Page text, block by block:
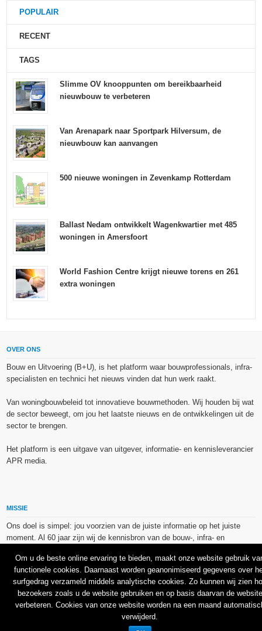
POPULAIR
RECENT
TAGS
Slimme OV knooppunten om bereikbaarheid
nieuwbouw te verbeteren
Van Arenapark naar Sportpark Hilversum, de
nieuwbouw kan aanvangen
500 nieuwe woningen in Zevenkamp Rotterdam
Ballast Nedam ontwikkelt Wagenkwartier met 485
woningen in Amersfoort
World Fashion Centre krijgt nieuwe torens en 261
extra woningen
OVER ONS
Bouw en Uitvoering (B+U), is het platform waar bouwprofessionals, infra-
specialisten en technici het nieuws vinden dat hun werk raakt.
Van woningbouwbeleid tot innovatieve bouwmethoden. Wij houden bij wat
de sector beweegt, om jou het laatste nieuws en de ontwikkelingen uit de
sector te brengen.
Het platform is een uitgave van uitgever, informatie- en kennisleverancier
APR media.
MISSIE
Ons doel is simpel: jou voorzien van de juiste informatie op het juiste
moment. Al 60 jaar zijn wij de kennisbron van de bouw-, infra- en
De op dit platform gebruikte afbeeldingen, illustraties en foto’s zijn ofwel
vrij van rechten verkregen via de bron van het betreffende bericht, of
binnen de aan APR media (groep) of BU media verschafte licentie(s) en
de daarmee verkregen rechten aangekocht bij Shutterstock en/of 123RF.
Om u de beste online ervaring te bieden, maakt onze website gebruik
functionele cookies. Daarnaast worden geanonimiseerd gegevens over
surfgedrag verzameld middels analytische cookies. Zo kunnen wij zien
bezoekers zoals u de website gebruiken en op basis daarvan de website
verbeteren. Cookies van onze website worden na een maand
verwijderd.